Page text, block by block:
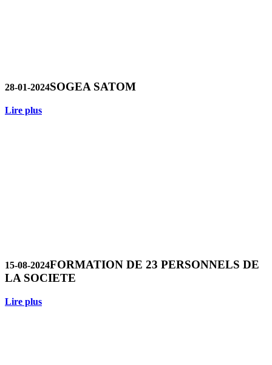
28-01-2024SOGEA SATOM
Lire plus
15-08-2024FORMATION DE 23 PERSONNELS DE
LA SOCIETE
Lire plus